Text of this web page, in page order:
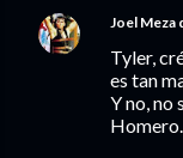
Joel Meza
Tyler,
es tan
Y no, no